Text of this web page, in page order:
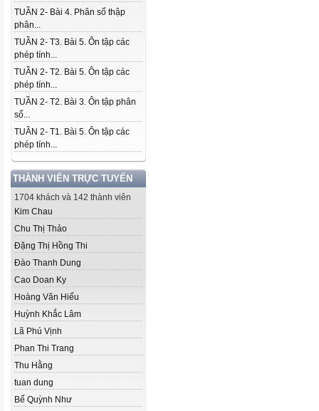
TUẦN 2- Bài 4. Phân số thập
phân...
TUẦN 2- T3. Bài 5. Ôn tập các
phép tính...
TUẦN 2- T2. Bài 5. Ôn tập các
phép tính...
TUẦN 2- T2. Bài 3. Ôn tập phân
số...
TUẦN 2- T1. Bài 5. Ôn tập các
phép tính...
THÀNH VIÊN TRỰC TUYẾN
1704 khách và 142 thành viên
Kim Chau
Chu Thị Thảo
Đặng Thị Hồng Thi
Đào Thanh Dung
Cao Doan Ky
Hoàng Văn Hiếu
Huỳnh Khắc Lâm
Lã Phú Vịnh
Phan Thi Trang
Thu Hằng
tuan dung
Bế Quỳnh Như